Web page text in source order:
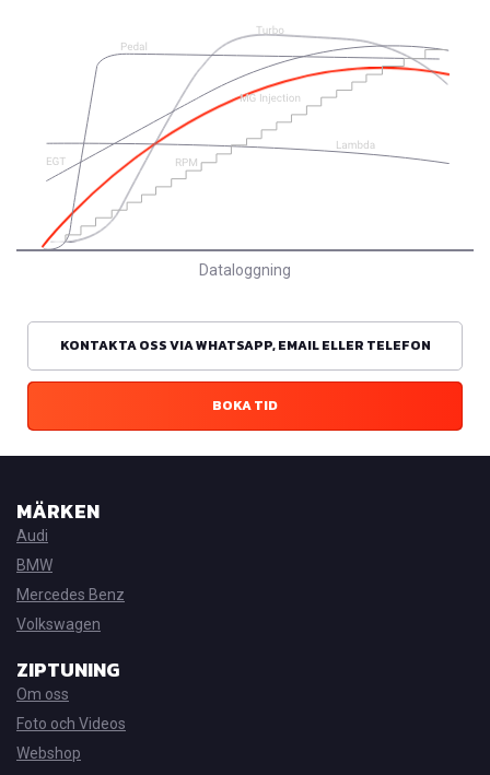
Dataloggning
KONTAKTA OSS VIA WHATSAPP, EMAIL ELLER TELEFON
BOKA TID
MÄRKEN
Audi
BMW
Mercedes Benz
Volkswagen
ZIPTUNING
Om oss
Foto och Videos
Webshop